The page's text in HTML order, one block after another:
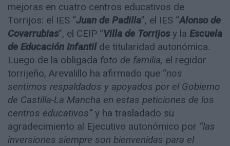
mejoras en cuatro centros educativos de
Torrijos: el IES “Juan de Padilla”, el IES “Alonso de
Covarrubias”, el CEIP “Villa de Torrijosy la Escuela
de Educación Infantilde titularidad autonómica.
Luego de la obligada foto de familia, el regidor
torrijeño, Arevalillo ha afirmado que “nos
sentimos respaldados y apoyados por el Gobierno
de Castilla-La Mancha en estas peticiones de los
centros educativos” y ha trasladado su
agradecimiento al Ejecutivo autonómico por “las
inversiones siempre son bienvenidas para el